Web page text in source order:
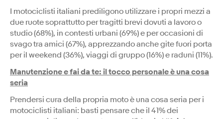
I motociclisti italiani prediligono utilizzare i propri mezzi a
due ruote soprattutto per tragitti brevi dovuti a lavoro o
studio (68%), in contesti urbani (69%) e per occasioni di
svago tra amici (67%), apprezzando anche gite fuori porta
per il weekend (36%), viaggi di gruppo (16%) e raduni (11%).
Manutenzione e fai da te: il tocco personale è una cosa
seria
Prendersi cura della propria moto è una cosa seria per i
motociclisti italiani: basti pensare che il 41% dei